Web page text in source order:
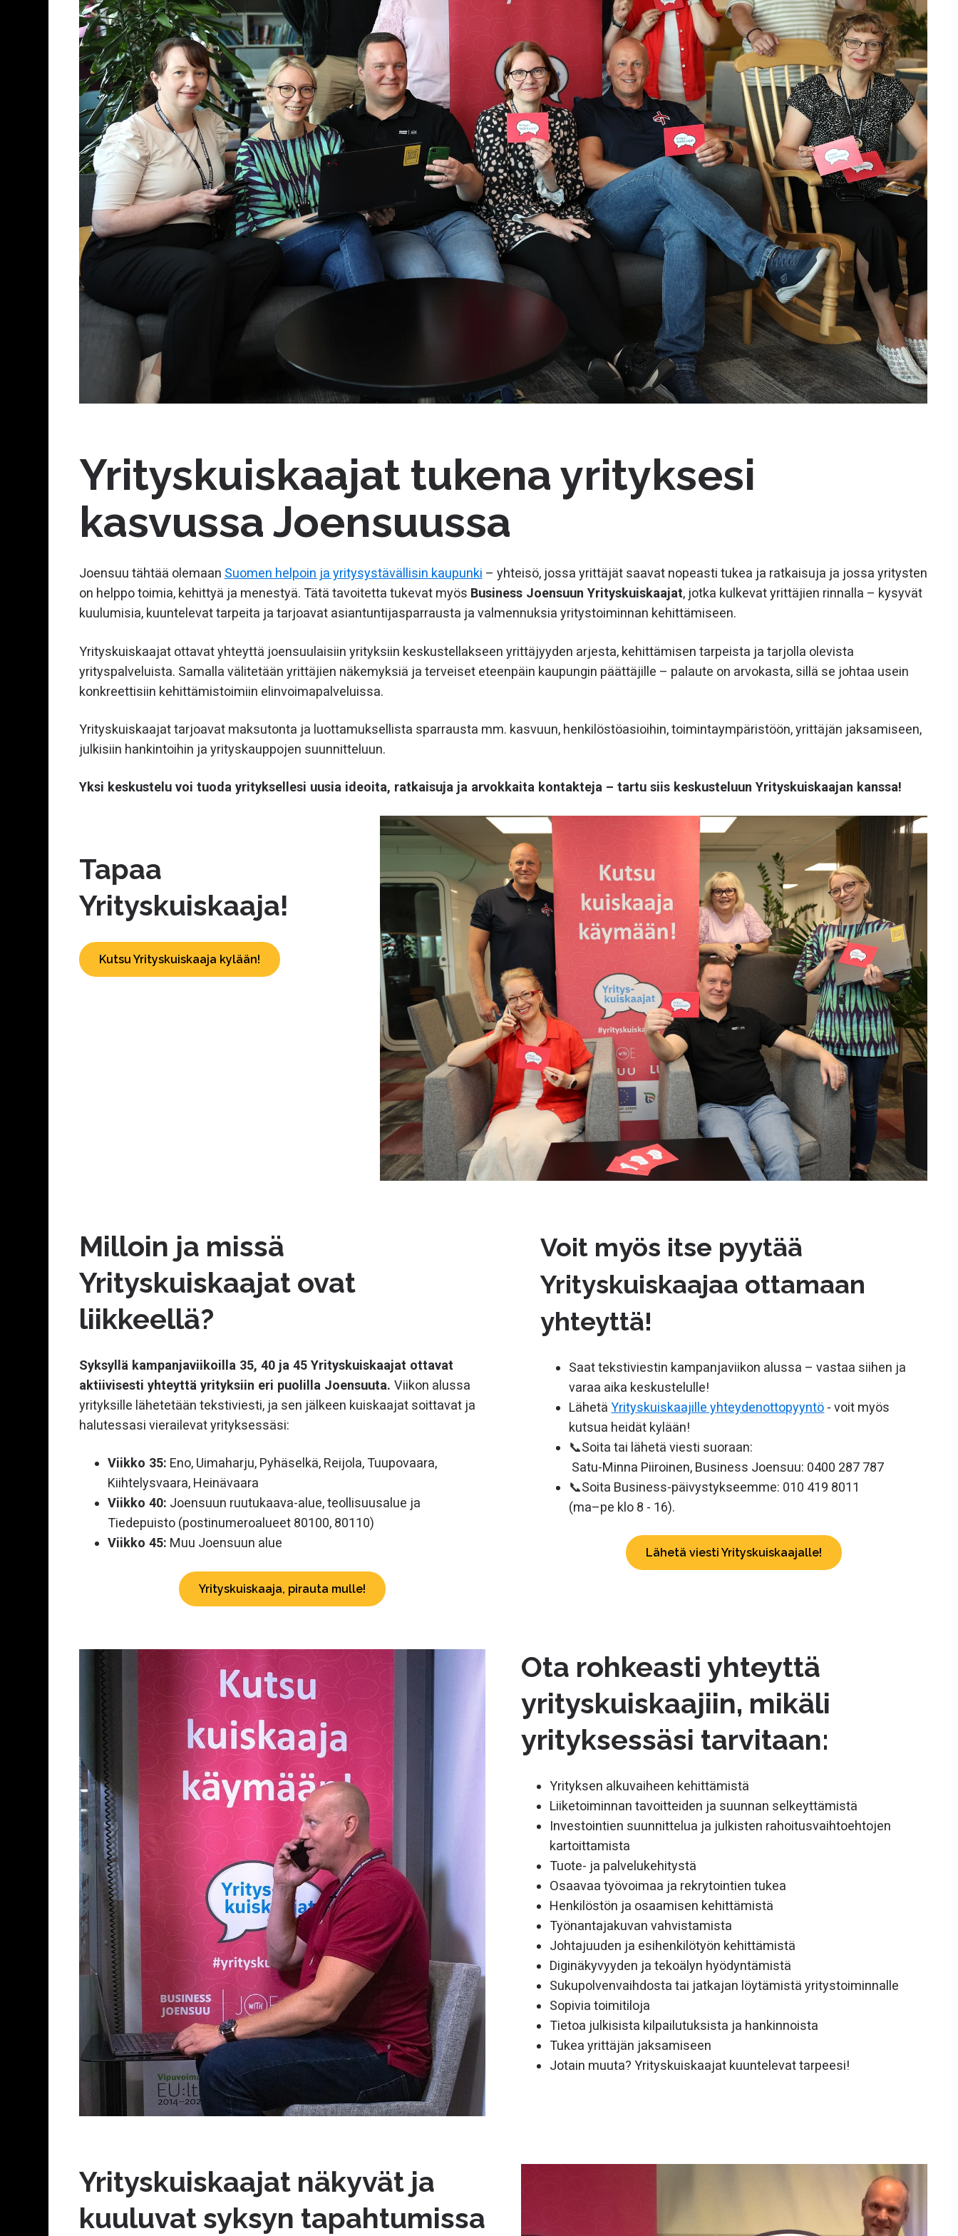
Rekrytointi- ja työnantajasparraus
Julkiset hankinnat ja
hankintaneuvonta
Digitalisaatio ja digikehitys
Yrityskauppa ja omistajanvaihdos
Pohjois-Karjalan Yrityskummit ja
talousapu
Palvelut Liperissä
Yritys- ja innovaatioverkostot
Yrityskuiskaajat tukena yrityksesi
kasvussa Joensuussa
Joensuu tähtää olemaan Suomen helpoin ja yritysystävällisin kaupunki – yhteisö, jossa yrittäjät saavat nopeasti tukea ja ratkaisuja ja jossa yritysten
on helppo toimia, kehittyä ja menestyä. Tätä tavoitetta tukevat myös Business Joensuun Yrityskuiskaajat, jotka kulkevat yrittäjien rinnalla – kysyvät
kuulumisia, kuuntelevat tarpeita ja tarjoavat asiantuntijasparrausta ja valmennuksia yritystoiminnan kehittämiseen.
Yrityskuiskaajat ottavat yhteyttä joensuulaisiin yrityksiin keskustellakseen yrittäjyyden arjesta, kehittämisen tarpeista ja tarjolla olevista
yrityspalveluista. Samalla välitetään yrittäjien näkemyksiä ja terveiset eteenpäin kaupungin päättäjille – palaute on arvokasta, sillä se johtaa usein
konkreettisiin kehittämistoimiin elinvoimapalveluissa.
Yrityskuiskaajat tarjoavat maksutonta ja luottamuksellista sparrausta mm. kasvuun, henkilöstöasioihin, toimintaympäristöön, yrittäjän jaksamiseen,
julkisiin hankintoihin ja yrityskauppojen suunnitteluun.
Yksi keskustelu voi tuoda yrityksellesi uusia ideoita, ratkaisuja ja arvokkaita kontakteja – tartu siis keskusteluun Yrityskuiskaajan kanssa!
Tapaa
Yrityskuiskaaja!
Kutsu Yrityskuiskaaja kylään!
Milloin ja missä
Yrityskuiskaajat ovat
liikkeellä?
Syksyllä kampanjaviikoilla 35, 40 ja 45 Yrityskuiskaajat ottavat
aktiivisesti yhteyttä yrityksiin eri puolilla Joensuuta. Viikon alussa
yrityksille lähetetään tekstiviesti, ja sen jälkeen kuiskaajat soittavat ja
halutessasi vierailevat yrityksessäsi:
Viikko 35: Eno, Uimaharju, Pyhäselkä, Reijola, Tuupovaara,
Kiihtelysvaara, Heinävaara
Viikko 40: Joensuun ruutukaava-alue, teollisuusalue ja
Tiedepuisto (postinumeroalueet 80100, 80110)
Viikko 45: Muu Joensuun alue
Yrityskuiskaaja, pirauta mulle!
Voit myös itse pyytää
Yrityskuiskaajaa ottamaan
yhteyttä!
Saat tekstiviestin kampanjaviikon alussa – vastaa siihen ja
varaa aika keskustelulle!
LähetäYrityskuiskaajille yhteydenottopyyntö - voit myös
kutsua heidät kylään!
📞Soita tai lähetä viesti suoraan:
Satu-Minna Piiroinen, Business Joensuu: 0400 287 787
📞Soita Business-päivystykseemme: 010 419 8011
(ma–pe klo 8 - 16).
Lähetä viesti Yrityskuiskaajalle!
Ota rohkeasti yhteyttä
yrityskuiskaajiin, mikäli
yrityksessäsi tarvitaan:
Yrityksen alkuvaiheen kehittämistä
Liiketoiminnan tavoitteiden ja suunnan selkeyttämistä
Investointien suunnittelua ja julkisten rahoitusvaihtoehtojen
kartoittamista
Tuote- ja palvelukehitystä
Osaavaa työvoimaa ja rekrytointien tukea
Henkilöstön ja osaamisen kehittämistä
Työnantajakuvan vahvistamista
Johtajuuden ja esihenkilötyön kehittämistä
Diginäkyvyyden ja tekoälyn hyödyntämistä
Sukupolvenvaihdosta tai jatkajan löytämistä yritystoiminnalle
Sopivia toimitiloja
Tietoa julkisista kilpailutuksista ja hankinnoista
Tukea yrittäjän jaksamiseen
Jotain muuta? Yrityskuiskaajat kuuntelevat tarpeesi!
Yrityskuiskaajat näkyvät ja
kuuluvat syksyn tapahtumissa